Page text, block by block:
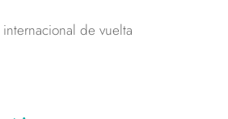
de vuelta